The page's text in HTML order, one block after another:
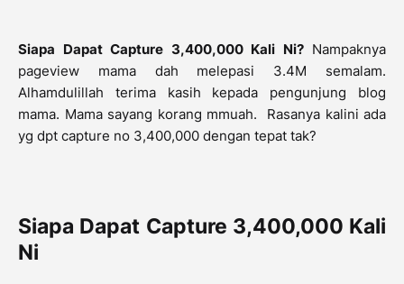
Siapa Dapat Capture 3,400,000 Kali Ni?Nampaknya
pageview mama dah melepasi 3.4M semalam.
Alhamdulillah terima kasih kepada pengunjung blog
mama. Mama sayang korang mmuah. Rasanya kalini ada
yg dpt capture no 3,400,000 dengan tepat tak?
Siapa Dapat Capture 3,400,000 Kali
Ni